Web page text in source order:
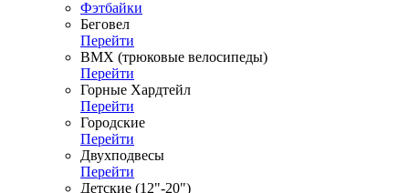
Фэтбайки
Беговел
Перейти
ВМХ (трюковые велосипеды)
Перейти
Горные Хардтейл
Перейти
Городские
Перейти
Двухподвесы
Перейти
Детские (12"-20")